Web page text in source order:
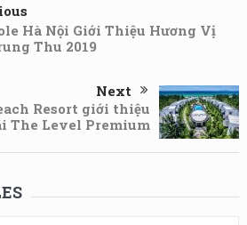
Hà Nội Giới Thiệu Hương Vị
Thu 2019
Next
Resort giới thiệu
The Level Premium